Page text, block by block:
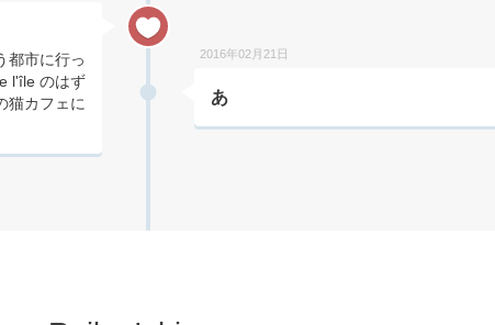
都市に行っ
l'île のはず
猫カフェに
あ
2016年02月21日